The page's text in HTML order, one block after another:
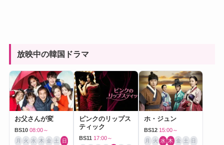
放映中の韓国ドラマ
お父さんが変
BS10 08:00～
月 火 水 木 金 土 日
ピンクのリップス
ティック
BS11 17:00～
ホ・ジュン
BS12 15:00～
月 火 水 木 金 土 日